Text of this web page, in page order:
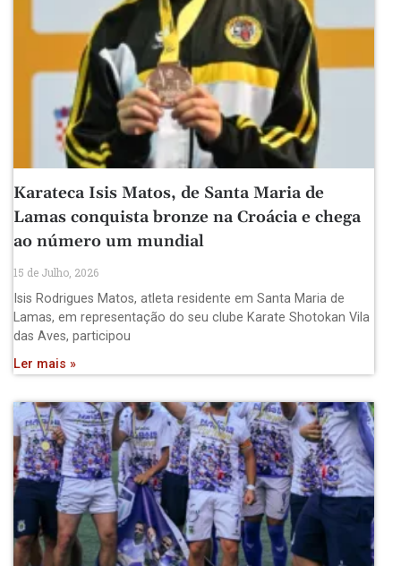
Karateca Isis Matos, de Santa Maria de
Lamas conquista bronze na Croácia e chega
ao número um mundial
15 de Julho, 2026
Isis Rodrigues Matos, atleta residente em Santa Maria de
Lamas, em representação do seu clube Karate Shotokan Vila
das Aves, participou
Ler mais »